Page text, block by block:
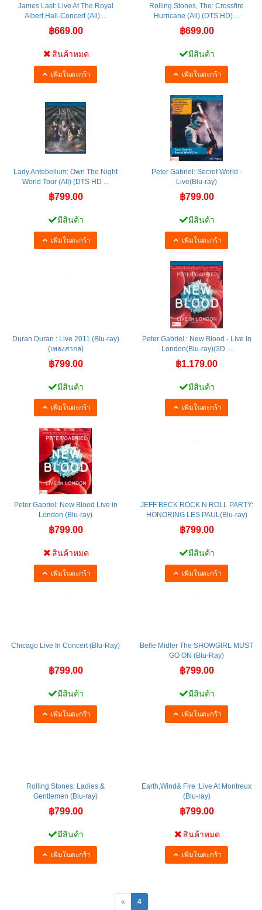
James Last: Live At The Royal
Albert Hall-Concert (All) ...
฿669.00
สินค้าหมด
เพิ่มในตะกร้า
Rolling Stones, The: Crossfire
Hurricane (All) (DTS HD) ...
฿699.00
มีสินค้า
เพิ่มในตะกร้า
Lady Antebellum: Own The Night
World Tour (All) (DTS HD ...
฿799.00
มีสินค้า
เพิ่มในตะกร้า
Peter Gabriel: Secret World -
Live(Blu-ray)
฿799.00
มีสินค้า
เพิ่มในตะกร้า
Duran Duran : Live 2011 (Blu-ray)
(เพลงสากล)
฿799.00
มีสินค้า
เพิ่มในตะกร้า
Peter Gabriel ‎: New Blood - Live In
London(Blu-ray)(3D ...
฿1,179.00
มีสินค้า
เพิ่มในตะกร้า
Peter Gabriel: New Blood Live in
London (Blu-ray)
฿799.00
สินค้าหมด
เพิ่มในตะกร้า
JEFF BECK ROCK N ROLL PARTY:
HONORING LES PAUL(Blu-ray)
฿799.00
มีสินค้า
เพิ่มในตะกร้า
Chicago Live In Concert (Blu-Ray)
฿799.00
มีสินค้า
เพิ่มในตะกร้า
Belle Midler The SHOWGIRL MUST
GO ON (Blu-Ray)
฿799.00
มีสินค้า
เพิ่มในตะกร้า
Rolling Stones: Ladies &
Gentlemen (Blu-ray)
฿799.00
มีสินค้า
เพิ่มในตะกร้า
Earth,Wind& Fire :Live At Montreux
(Blu-ray)
฿799.00
สินค้าหมด
เพิ่มในตะกร้า
« 4